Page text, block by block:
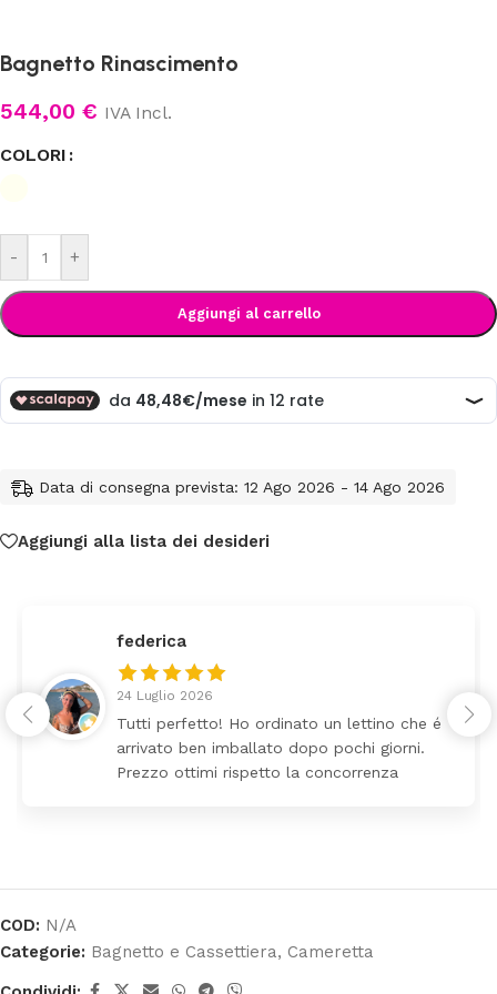
Bagnetto Rinascimento
544,00 € IVA Incl.
COLORI
- +
Aggiungi al carrello
Data di consegna prevista: 12 Ago 2026 - 14 Ago 2026
Aggiungi alla lista dei desideri
federica
24 Luglio 2026
Tutti perfetto! Ho ordinato un lettino che é
arrivato ben imballato dopo pochi giorni.
Prezzo ottimi rispetto la concorrenza
COD: N/A
Categorie: Bagnetto e Cassettiera, Cameretta